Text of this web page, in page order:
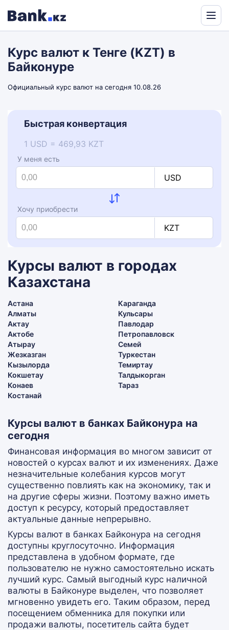
Курс валют к Тенге (KZT) в
Байконуре
Официальный курс валют на сегодня 10.08.26
Быстрая конвертация
1 USD = 469,93 KZT
У меня есть
USD
Хочу приобрести
KZT
Курсы валют в городах
Казахстана
Астана
Алматы
Актау
Актобе
Атырау
Жезказган
Кызылорда
Кокшетау
Конаев
Костанай
Караганда
Кульсары
Павлодар
Петропавловск
Семей
Туркестан
Темиртау
Талдыкорган
Тараз
Курсы валют в банках Байконура на
сегодня
Финансовая информация во многом зависит от
новостей о курсах валют и их изменениях. Даже
незначительные колебания курсов могут
существенно повлиять как на экономику, так и
на другие сферы жизни. Поэтому важно иметь
доступ к ресурсу, который предоставляет
актуальные данные непрерывно.
Курсы валют в банках Байконура на сегодня
доступны круглосуточно. Информация
представлена в удобном формате, где
пользователю не нужно самостоятельно искать
лучший курс. Самый выгодный курс наличной
валюты в Байконуре выделен, что позволяет
мгновенно увидеть его. Таким образом, перед
посещением обменника для покупки или
продажи валюты, посетитель сайта будет